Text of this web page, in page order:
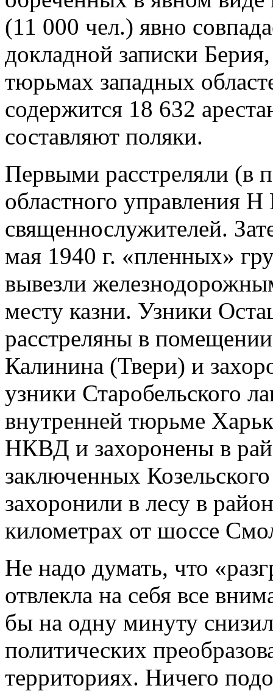
(11 000 чел.) явно
докладной записки
тюрьмах западных
содержится 18 632
составляют поляки.
Первыми расстреляли (в
областного управления
священнослужителей.
мая 1940 г. «пленных»
вывезли
месту казни. Узники
расстреляны в
Калинина (Твери) и
узники Старобельского
внутренней тюрьме
НКВД и захоронены в
заключенных
захоронили в лесу в
километрах от шоссе
Не надо думать, что
отвлекла на себя все
бы на одну минуту
политических
территориях. Ничего